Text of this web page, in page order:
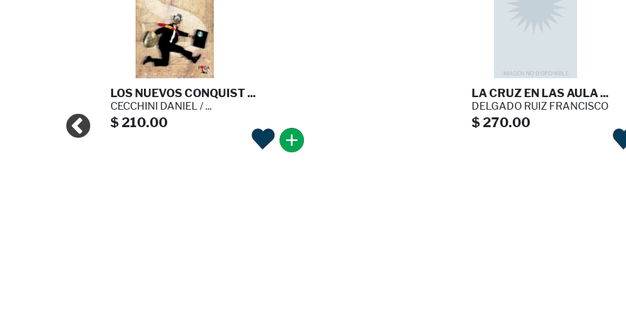
LOS NUEVOS CONQUIST ...
CECCHINI DANIEL / ...
$ 210.00
LA CRUZ EN LAS AULA ...
DELGADO RUIZ FRANCISCO
$ 270.00